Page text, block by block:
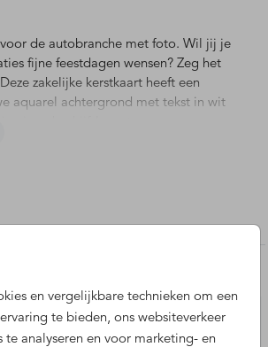
en vergelijkbare technieken om een
te bieden, ons websiteverkeer
te analyseren en voor marketing- en
de autobranche met foto. Wil jij je
fijne feestdagen wensen? Zeg het
zakelijke kerstkaart heeft een
aquarel achtergrond met tekst in wit
Pas de kaart naar je eigen smaak